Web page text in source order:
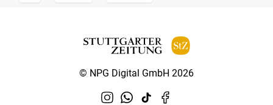
© NPG Digital GmbH 2026